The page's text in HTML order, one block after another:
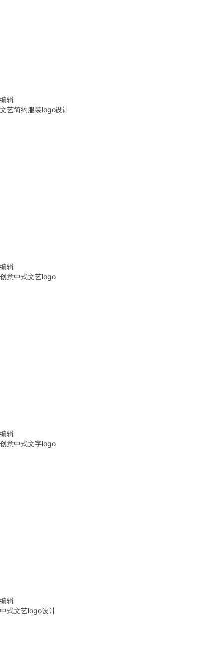
编辑
文艺简约服装logo设计
编辑
创意中式文艺logo
编辑
创意中式文字logo
编辑
中式文艺logo设计